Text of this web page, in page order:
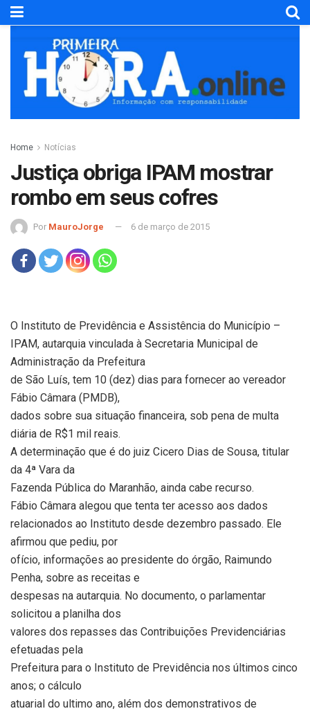
Home Notícias
Justiça obriga IPAM mostrar
rombo em seus cofres
Por MauroJorge 6 de março de 2015
O Instituto de Previdência e Assistência do Município –
IPAM, autarquia vinculada à Secretaria Municipal de
Administração da Prefeitura
de São Luís, tem 10 (dez) dias para fornecer ao vereador
Fábio Câmara (PMDB),
dados sobre sua situação financeira, sob pena de multa
diária de R$1 mil reais.
A determinação que é do juiz Cicero Dias de Sousa, titular
da 4ª Vara da
Fazenda Pública do Maranhão, ainda cabe recurso.
Fábio Câmara alegou que tenta ter acesso aos dados
relacionados ao Instituto desde dezembro passado. Ele
afirmou que pediu, por
ofício, informações ao presidente do órgão, Raimundo
Penha, sobre as receitas e
despesas na autarquia. No documento, o parlamentar
solicitou a planilha dos
valores dos repasses das Contribuições Previdenciárias
efetuadas pela
Prefeitura para o Instituto de Previdência nos últimos cinco
anos; o cálculo
atuarial do ultimo ano, além dos demonstrativos de